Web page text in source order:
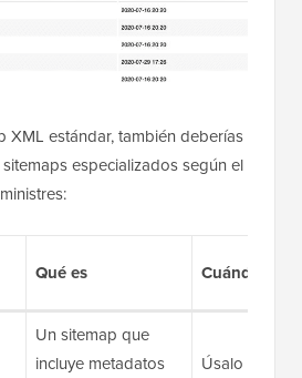
XML estándar, también deberías
especializados según el
Qué es Cuándo
Un sitemap que
incluye metadatos
Úsalo si las